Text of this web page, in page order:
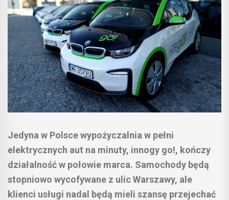
Jedyna w Polsce wypożyczalnia w pełni
elektrycznych aut na minuty, innogy go!, kończy
działalność w połowie marca. Samochody będą
stopniowo wycofywane z ulic Warszawy, ale
klienci usługi nadal będą mieli szansę przejechać